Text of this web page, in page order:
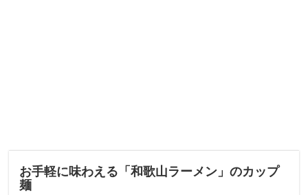
お手軽に味わえる「和歌山ラーメン」のカップ
麺